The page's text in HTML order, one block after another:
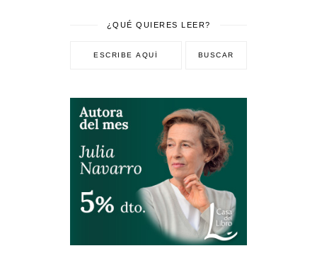
¿QUÉ QUIERES LEER?